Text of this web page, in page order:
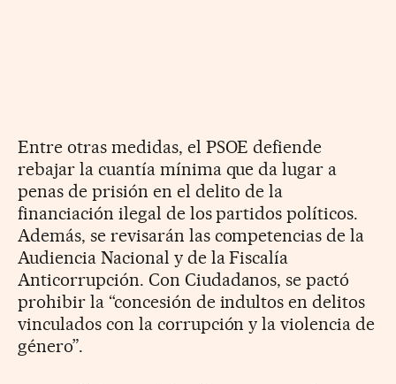
Entre otras medidas, el PSOE defiende
rebajar la cuantía mínima que da lugar a
penas de prisión en el delito de la
financiación ilegal de los partidos políticos.
Además, se revisarán las competencias de la
Audiencia Nacional y de la Fiscalía
Anticorrupción. Con Ciudadanos, se pactó
prohibir la “concesión de indultos en delitos
vinculados con la corrupción y la violencia de
género”.